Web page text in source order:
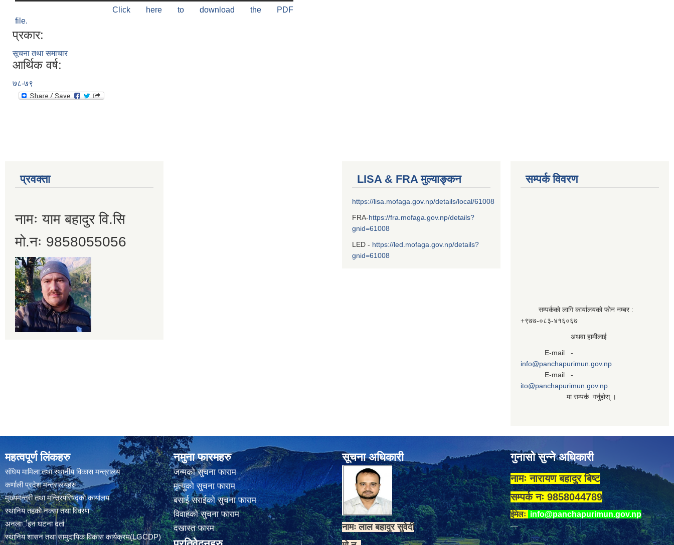
Click here to download the PDF
file.
प्रकार:
सूचना तथा समाचार
आर्थिक वर्ष:
७८-७९
प्रवक्ता
नामः याम बहादुर वि.सि
मो.नः 9858055056
LISA & FRA मुल्याङ्कन
https://lisa.mofaga.gov.np/details/local/61008
FRA-https://fra.mofaga.gov.np/details?
gnid=61008
LED - https://led.mofaga.gov.np/details?
gnid=61008
सम्पर्क विवरण
सम्पर्कको लागि कार्यालयको फोन नम्बर :
+९७७-०८३‍-४१६०६७
अथवा हामीलाई
E-mail -
info@panchapurimun.gov.np
E-mail -
ito@panchapurimun.gov.np
मा सम्पर्क गर्नुहोस् ।
महत्वपूर्ण लिंकहरु
संघिय मामिला तथा स्थानीय विकास मन्त्रालय
कर्णाली प्रदेश मन्त्रालयहरु
मुख्यमन्त्री तथा मन्त्रिपरिषद्को कार्यालय
स्थानिय तहकाे नक्सा तथा विवरण
अनलार्इन घटना दर्ता
स्थानिय शासन तथा सामुदायिक विकास कार्यक्रम(LGCDP)
नमुना फारमहरु
जन्मको सुचना फाराम
मृत्युको सुचना फाराम
बसाई सराईको सुचना फाराम
विवाहको सुचना फाराम
दखास्त फारम
सूचना अधिकारी
नामः लाल बहादुर सुवेदी
गुनासो सुन्ने अधिकारी
नामः नारायण बहादुर बिष्ट
सम्पर्क नः 9858044789
ईमेलः info@panchapurimun.gov.np